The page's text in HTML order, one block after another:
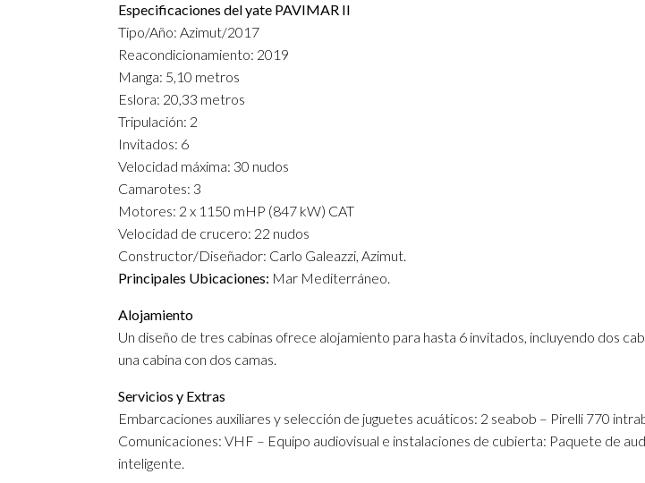
Especificaciones del yate PAVIMAR II
Tipo/Año: Azimut/2017
Reacondicionamiento: 2019
Manga: 5,10 metros
Eslora: 20,33 metros
Tripulación: 2
Invitados: 6
Velocidad máxima: 30 nudos
Camarotes: 3
Motores: 2 x 1150 mHP (847 kW) CAT
Velocidad de crucero: 22 nudos
Constructor/Diseñador: Carlo Galeazzi, Azimut.
Principales Ubicaciones: Mar Mediterráneo.
Alojamiento
Un diseño de tres cabinas ofrece alojamiento para hasta 6 invitados, incluyendo dos
una cabina con dos camas.
Servicios y Extras
Embarcaciones auxiliares y selección de juguetes acuáticos: 2 seabob – Pirelli 770
Comunicaciones: VHF – Equipo audiovisual e instalaciones de cubierta: Paquete de
inteligente.